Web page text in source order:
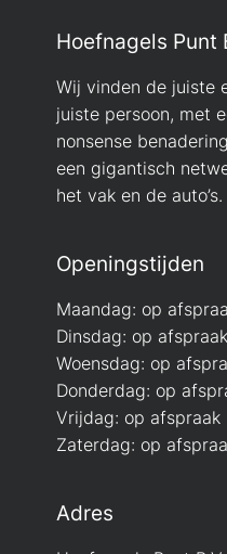
Hoefnagels Punt
Wij vinden de juiste
juiste persoon, met
nonsense
een gigantisch
het vak en de auto’s.
Openingstijden
Maandag: op
Dinsdag: op afspraak
Woensdag: op
Donderdag: op
Vrijdag: op afspraak
Zaterdag: op
Adres